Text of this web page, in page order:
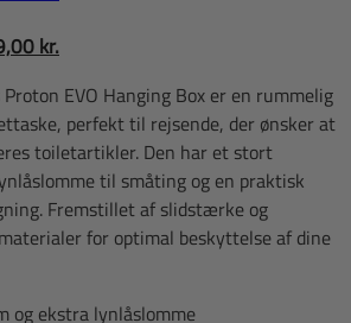
kr..
kr.
pris
er:
149,00 kr..
Proton EVO Hanging Box er en rummelig
perfekt til rejsende, der ønsker at
toiletartikler. Den har et stort
til småting og en praktisk
Fremstillet af slidstærke og
for optimal beskyttelse af dine
og ekstra lynlåslomme